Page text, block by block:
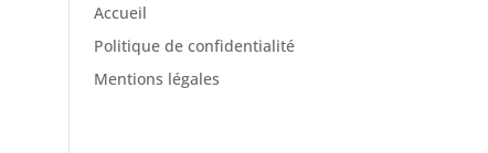
Accueil
Politique de confidentialité
Mentions légales